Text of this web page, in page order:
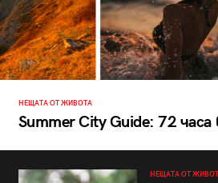
НЕЩАТА ОТ ЖИВОТА
Summer City Guide: 72 часа
НЕЩАТА ОТ